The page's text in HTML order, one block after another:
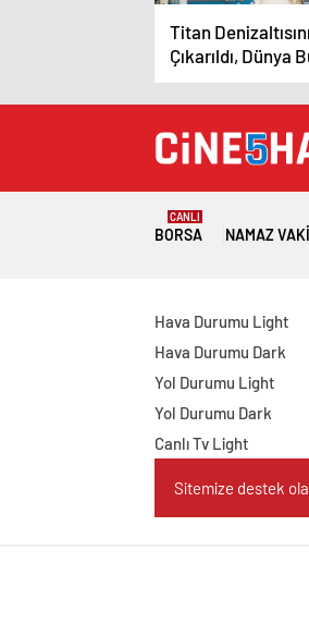
Titan
Çıkarıldı, Dünya
Gösteriyor..
BORSA
CANLI
NAMAZ
Hava Durumu Light
Hava Durumu Dark
Yol Durumu Light
Yol Durumu Dark
Canlı Tv Light
Sitemize destek